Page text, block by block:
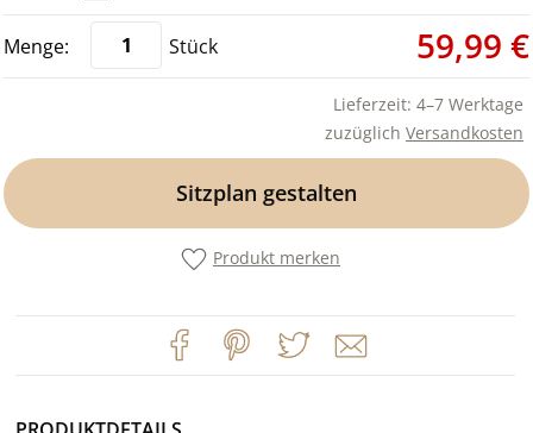
Stück 59,99 €
Lieferzeit: 4–7 Werktage
zuzüglich Versandkosten
Sitzplan gestalten
Produkt merken